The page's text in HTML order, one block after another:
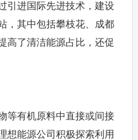
引进国际先进技术，建设
，其中包括攀枝花、成都
高了清洁能源占比，还促
等有机原料中直接或间接
想能源公司积极探索利用